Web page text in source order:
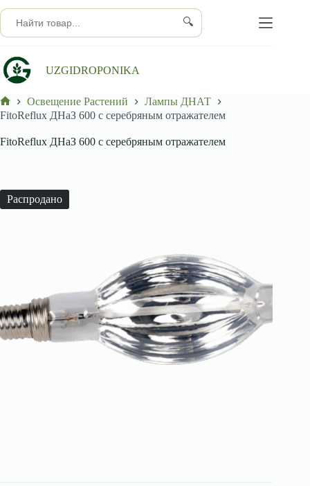
к
сути
🔍
UZGIDROPONIKA
Главная
Освещение Растений
Лампы ДНАТ
FitoReflux ДНаЗ 600 с серебряным отражателем
FitoReflux ДНаЗ 600 с серебряным отражателем
Распродано